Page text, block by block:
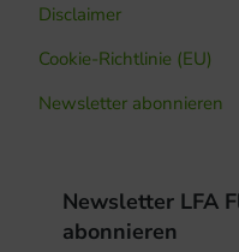
Disclaimer
Cookie-Richtlinie (EU)
Newsletter abonnieren
Newsletter LFA
abonnieren